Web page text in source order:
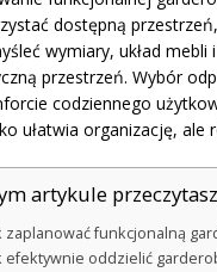
dostępną
wymiary, układ
przestrzeń. Wybór
codziennego
ułatwia organizację, ale
artykule przeczytasz
zaplanować funkcjonalną
efektywnie oddzielić